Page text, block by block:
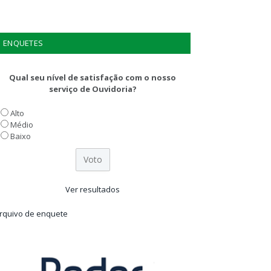
ENQUETES
Qual seu nível de satisfação com o nosso
serviço de Ouvidoria?
Alto
Médio
Baixo
Ver resultados
de enquete